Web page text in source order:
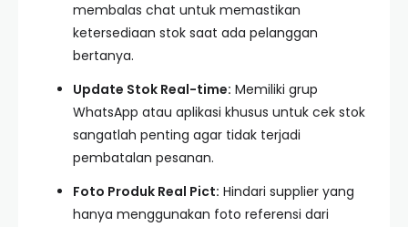
membalas chat untuk memastikan
ketersediaan stok saat ada pelanggan
bertanya.
Update Stok Real-time: Memiliki grup
WhatsApp atau aplikasi khusus untuk cek stok
sangatlah penting agar tidak terjadi
pembatalan pesanan.
Foto Produk Real Pict: Hindari supplier yang
hanya menggunakan foto referensi dari